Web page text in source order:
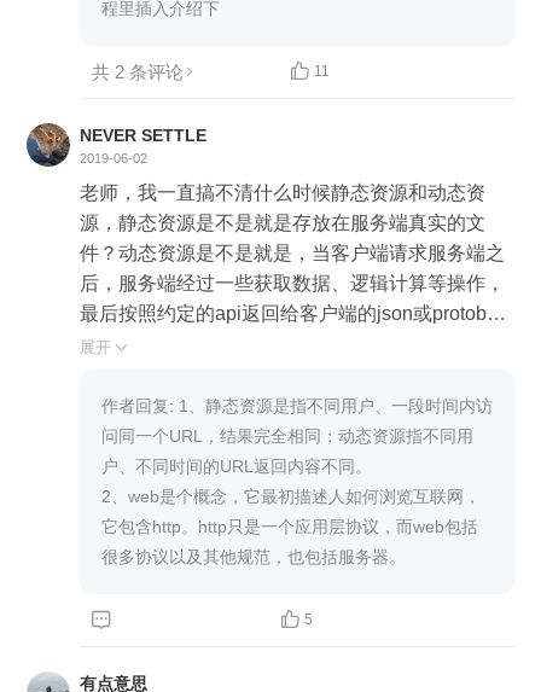
程里插入介绍下
共 2 条评论  11
NEVER SETTLE
2019-06-02
老师，我一直搞不清什么时候静态资源和动态资
源，静态资源是不是就是存放在服务端真实的文
件？动态资源是不是就是，当客户端请求服务端之
后，服务端经过一些获取数据、逻辑计算等操作，
最后按照约定的api返回给客户端的json或protobuf
等信息。 第二个问题是和概念相关的，通常说的w
感觉自己晕晕的，老是搞不明白。
展开 
作者回复: 1、静态资源是指不同用户、一段时间内访
问同一个URL，结果完全相同；动态资源指不同用
户、不同时间的URL返回内容不同。
2、web是个概念，它最初描述人如何浏览互联网，
它包含http。http只是一个应用层协议，而web包括
很多协议以及其他规范，也包括服务器。
  5
有点意思